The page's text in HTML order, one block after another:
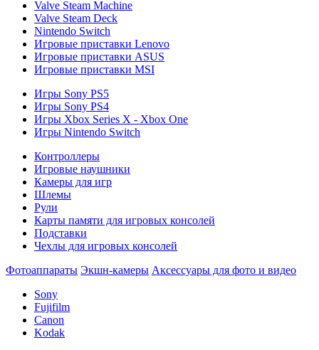
Valve Steam Machine
Valve Steam Deck
Nintendo Switch
Игровые приставки Lenovo
Игровые приставки ASUS
Игровые приставки MSI
Игры Sony PS5
Игры Sony PS4
Игры Xbox Series X - Xbox One
Игры Nintendo Switch
Контроллеры
Игровые наушники
Камеры для игр
Шлемы
Рули
Карты памяти для игровых консолей
Подставки
Чехлы для игровых консолей
Фотоаппараты Экшн-камеры Аксессуары для фото и видео
Sony
Fujifilm
Canon
Kodak